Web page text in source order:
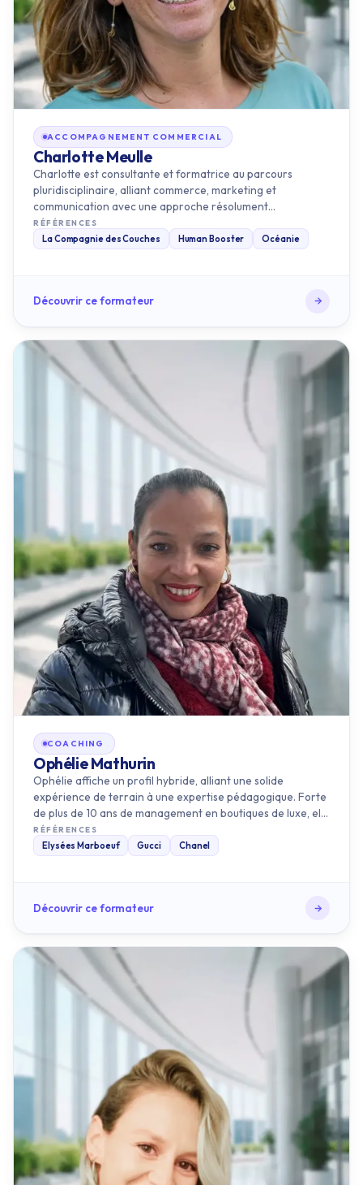
ACCOMPAGNEMENT COMMERCIAL
Charlotte Meulle
Charlotte est consultante et formatrice au parcours
pluridisciplinaire, alliant commerce, marketing et
communication avec une approche résolument
opérationnelle. Ayant intégré l…
RÉFÉRENCES
La Compagnie des Couches Human Booster Océanie
COACHING
Ophélie Mathurin
Ophélie affiche un profil hybride, alliant une solide
expérience de terrain à une expertise pédagogique. Forte
de plus de 10 ans de management en boutiques de luxe, elle
est auj…
RÉFÉRENCES
Elysées Marboeuf Gucci Chanel